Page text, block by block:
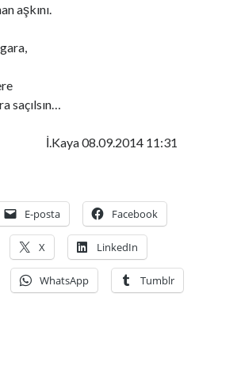
Önerilen Video
aşkını.
saçılsın…
İ.Kaya 08.09.2014 11:31
E-posta Facebook
X LinkedIn
WhatsApp Tumblr